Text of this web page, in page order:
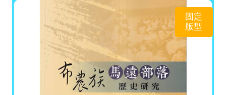
固定
版型